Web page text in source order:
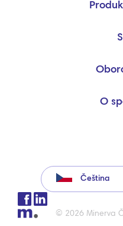
O
Čeština
© 2026 Minerva